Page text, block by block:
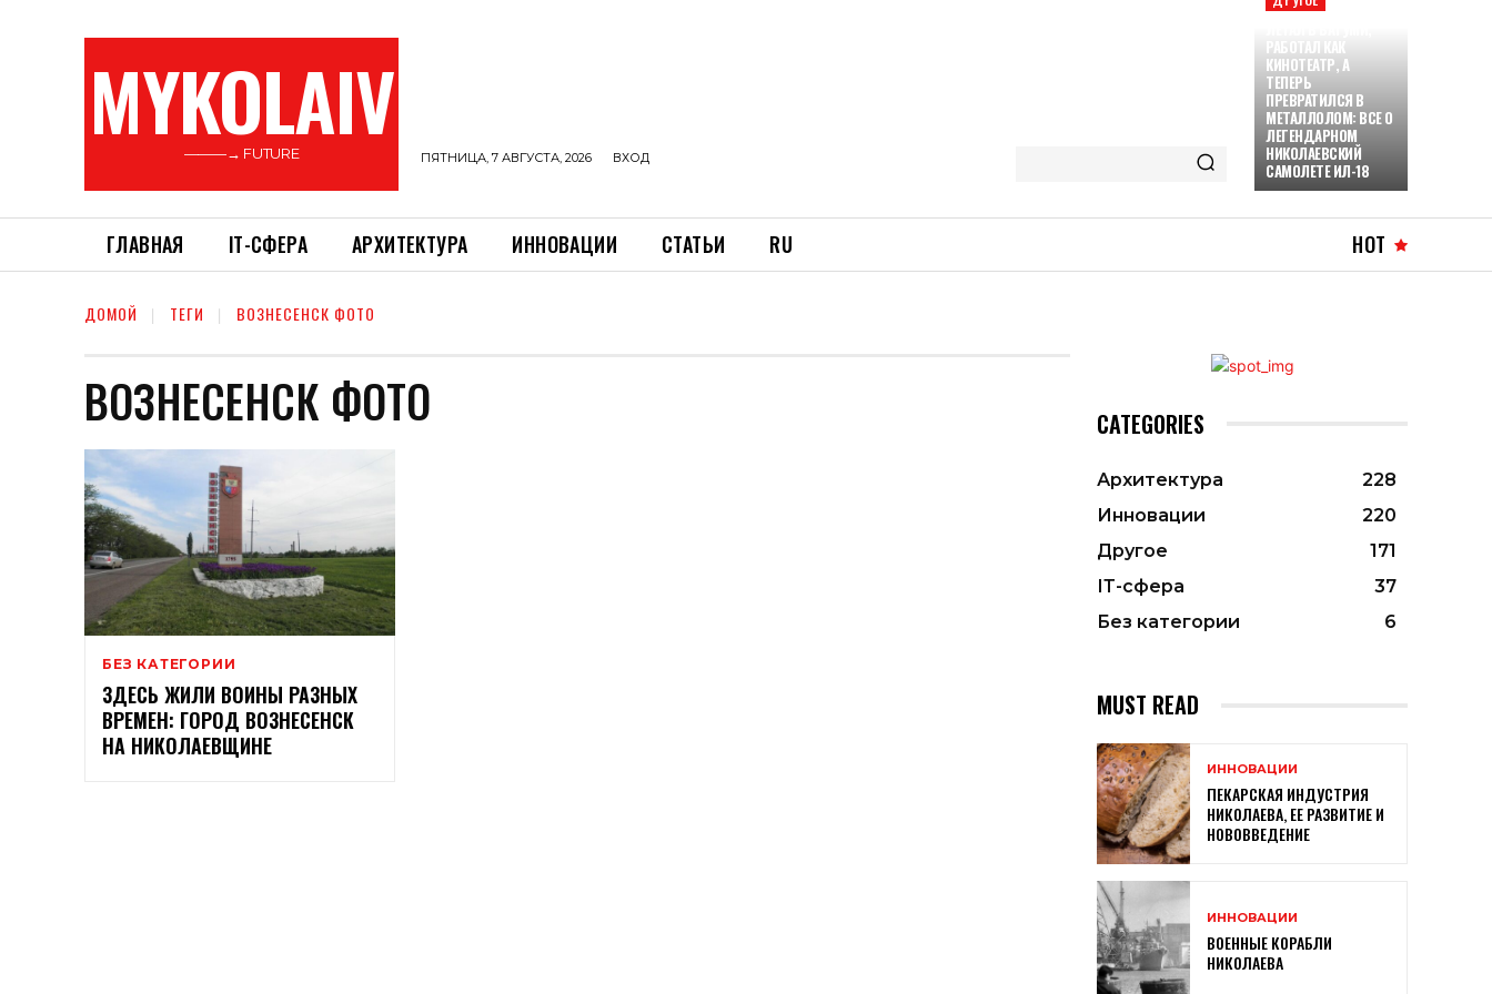
MYKOLAIV
———→ FUTURE ПЯТНИЦА, 7 АВГУСТА, 2026 ВХОД
РАБОТАЛ КАК
КИНОТЕАТР, А
ТЕПЕРЬ
ПРЕВРАТИЛСЯ В
МЕТАЛЛОЛОМ: ВСЕ О
ЛЕГЕНДАРНОМ
НИКОЛАЕВСКИЙ
САМОЛЕТЕ ИЛ-18
ГЛАВНАЯ ІТ-СФЕРА АРХИТЕКТУРА ИННОВАЦИИ СТАТЬИ RU HOT
ДОМОЙ ТЕГИ ВОЗНЕСЕНСК ФОТО
ВОЗНЕСЕНСК ФОТО
БЕЗ КАТЕГОРИИ
ЗДЕСЬ ЖИЛИ ВОИНЫ РАЗНЫХ
ВРЕМЕН: ГОРОД ВОЗНЕСЕНСК
НА НИКОЛАЕВЩИНЕ
CATEGORIES
Архитектура
228
Инновации
220
Другое
171
ІТ-сфера
37
Без категории
6
MUST READ
ИННОВАЦИИ
ПЕКАРСКАЯ ИНДУСТРИЯ
НИКОЛАЕВА, ЕЕ РАЗВИТИЕ И
НОВОВВЕДЕНИЕ
ИННОВАЦИИ
ВОЕННЫЕ КОРАБЛИ
НИКОЛАЕВА